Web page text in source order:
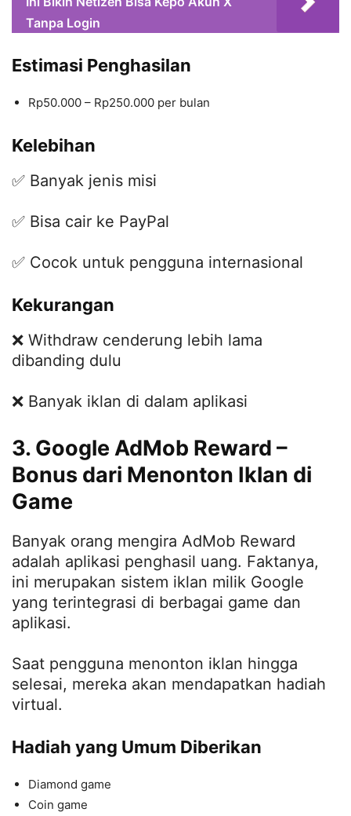
Tanpa Login
Estimasi Penghasilan
Rp50.000 – Rp250.000 per bulan
Kelebihan
✅ Banyak jenis misi
✅ Bisa cair ke PayPal
✅ Cocok untuk pengguna internasional
Kekurangan
❌ Withdraw cenderung lebih lama
dibanding dulu
❌ Banyak iklan di dalam aplikasi
3. Google AdMob Reward –
Bonus dari Menonton Iklan di
Game
Banyak orang mengira AdMob Reward
adalah aplikasi penghasil uang. Faktanya,
ini merupakan sistem iklan milik Google
yang terintegrasi di berbagai game dan
aplikasi.
Saat pengguna menonton iklan hingga
selesai, mereka akan mendapatkan hadiah
virtual.
Hadiah yang Umum Diberikan
Diamond game
Coin game